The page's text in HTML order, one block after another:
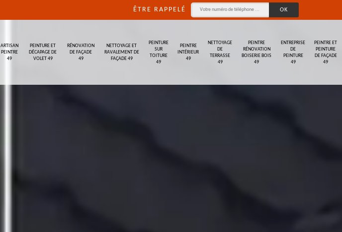
ÊTRE RAPPELÉ
ARTISAN
PEINTRE
49
PEINTURE ET
DÉCAPAGE DE
VOLET 49
RÉNOVATION
DE FAÇADE
49
NETTOYAGE ET
RAVALEMENT DE
FAÇADE 49
PEINTURE
SUR
TOITURE
49
PEINTRE
INTÉRIEUR
49
NETTOYAGE
DE
TERRASSE
49
PEINTRE
RÉNOVATION
BOISERIE BOIS
49
ENTREPRISE
DE
PEINTURE
49
PEINTRE ET
PEINTURE
DE FAÇADE
49